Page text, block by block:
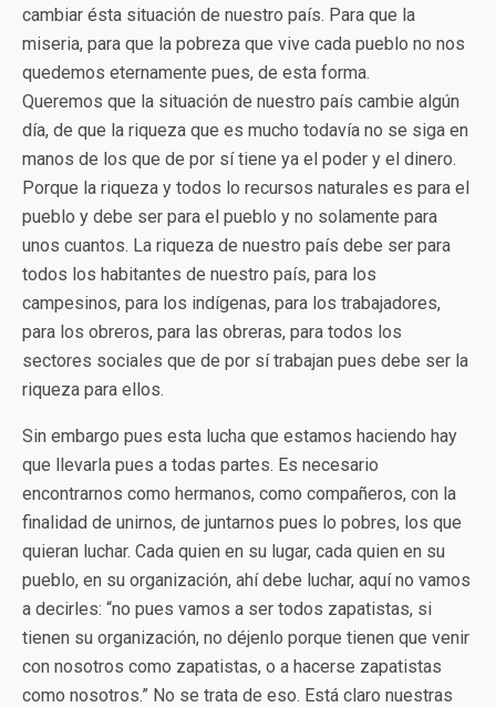
cambiar ésta situación de nuestro país. Para que la
miseria, para que la pobreza que vive cada pueblo no nos
quedemos eternamente pues, de esta forma.
Queremos que la situación de nuestro país cambie algún
día, de que la riqueza que es mucho todavía no se siga en
manos de los que de por sí tiene ya el poder y el dinero.
Porque la riqueza y todos lo recursos naturales es para el
pueblo y debe ser para el pueblo y no solamente para
unos cuantos. La riqueza de nuestro país debe ser para
todos los habitantes de nuestro país, para los
campesinos, para los indígenas, para los trabajadores,
para los obreros, para las obreras, para todos los
sectores sociales que de por sí trabajan pues debe ser la
riqueza para ellos.
Sin embargo pues esta lucha que estamos haciendo hay
que llevarla pues a todas partes. Es necesario
encontrarnos como hermanos, como compañeros, con la
finalidad de unirnos, de juntarnos pues lo pobres, los que
quieran luchar. Cada quien en su lugar, cada quien en su
pueblo, en su organización, ahí debe luchar, aquí no vamos
a decirles: “no pues vamos a ser todos zapatistas, si
tienen su organización, no déjenlo porque tienen que venir
con nosotros como zapatistas, o a hacerse zapatistas
como nosotros.” No se trata de eso. Está claro nuestras